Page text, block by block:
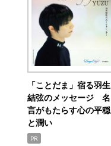
「ことだま」宿る羽生
結弦のメッセージ 名
言がもたらす心の平穏
と潤い
PR